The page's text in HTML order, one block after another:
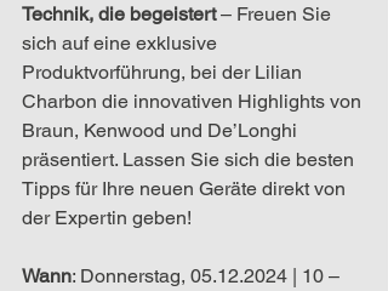
Technik, die begeistert – Freuen Sie
sich auf eine exklusive
Produktvorführung, bei der Lilian
Charbon die innovativen Highlights von
Braun, Kenwood und De’Longhi
präsentiert. Lassen Sie sich die besten
Tipps für Ihre neuen Geräte direkt von
der Expertin geben!
Wann: Donnerstag, 05.12.2024 | 10 –